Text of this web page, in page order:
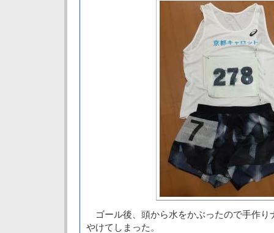
ゴール後、頭から水をかぶったので手作り
やけてしまった。